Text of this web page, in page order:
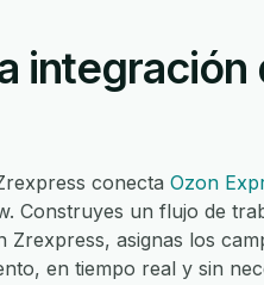
integración
conecta Ozon
Construyes un flujo de
Zrexpress, asignas los
en tiempo real y sin